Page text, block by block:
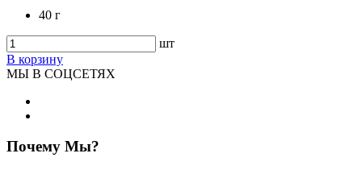
40 г
шт
В корзину
МЫ В СОЦСЕТЯХ
Почему Мы?